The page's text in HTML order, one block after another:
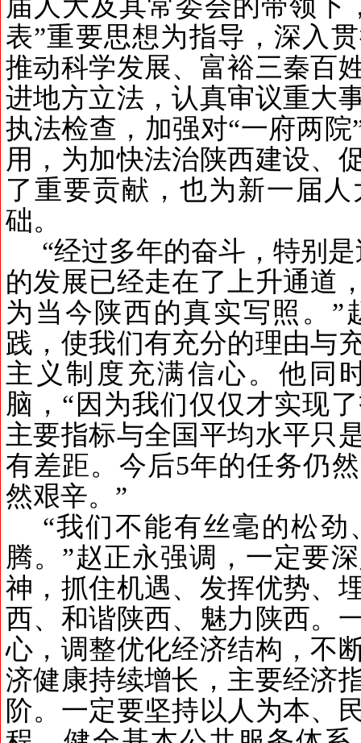
届人大及其常委会的带领下
表”重要思想为指导，深入
推动科学发展、富裕三秦百
进地方立法，认真审议重大
执法检查，加强对“一府两院
用，为加快法治陕西建设、
了重要贡献，也为新一届
础。
“经过多年的奋斗，特别
的发展已经走在了上升通道
为当今陕西的真实写照。 ”
践，使我们有充分的理由与
主义制度充满信心。他同
脑， “ 因为我们仅仅才实现
主要指标与全国平均水平只
有差距。今后5年的任务仍
然艰辛。 ”
“我们不能有丝毫的松
腾。 ”赵正永强调，一定要
神，抓住机遇、发挥优势、
西、和谐陕西、魅力陕西。
心，调整优化经济结构，不
济健康持续增长，主要经济
阶。一定要坚持以人为本、